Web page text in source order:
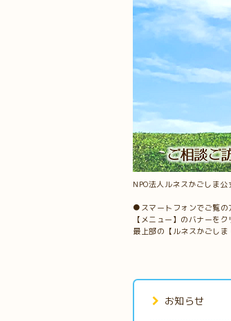
NPO法人ルネスかごしま公
●スマートフォンでご覧の
【メニュー】のバナーを
最上部の【ルネスかごし
お知らせ